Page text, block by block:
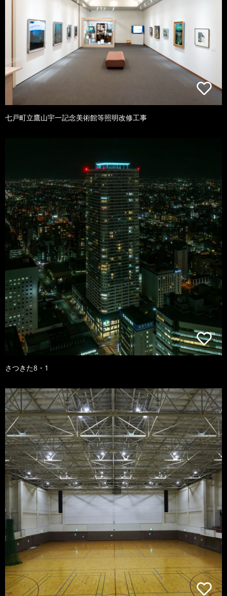
七戸町立鷹山宇一記念美術館等照明改修工事
さつきた8・1